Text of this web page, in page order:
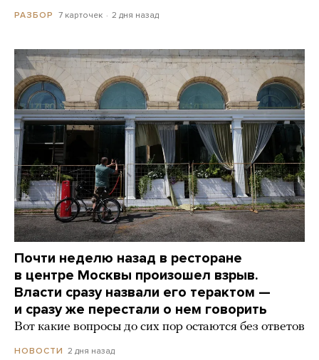
РАЗБОР 7 карточек 2 дня назад
Почти неделю назад в ресторане
в центре Москвы произошел взрыв.
Власти сразу назвали его терактом —
и сразу же перестали о нем говорить
Вот какие вопросы до сих пор остаются без ответов
НОВОСТИ 2 дня назад